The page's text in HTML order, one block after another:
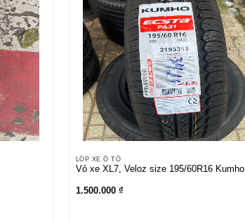
LỐP XE Ô TÔ
Vỏ xe XL7, Veloz size 195/60R16 Kumho
1.500.000 ₫